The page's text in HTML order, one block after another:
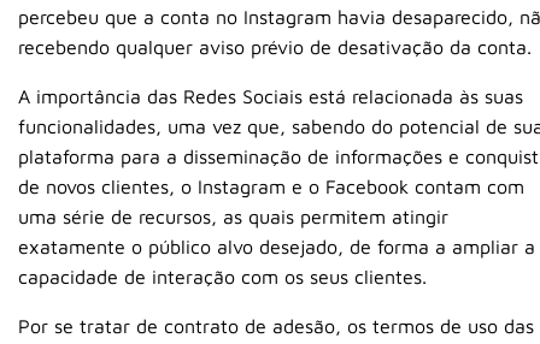
percebeu que a conta no Instagram havia desaparecido,
recebendo qualquer aviso prévio de desativação da conta.
A importância das Redes Sociais está relacionada às suas
funcionalidades, uma vez que, sabendo do potencial de
plataforma para a disseminação de informações e
de novos clientes, o Instagram e o Facebook contam com
uma série de recursos, as quais permitem atingir
exatamente o público alvo desejado, de forma a ampliar a
capacidade de interação com os seus clientes.
Por se tratar de contrato de adesão, os termos de uso das